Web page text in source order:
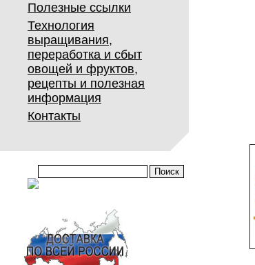
Полезные ссылки
Технология
выращивания,
переработка и сбыт
овощей и фруктов,
рецепты и полезная
информация
Контакты